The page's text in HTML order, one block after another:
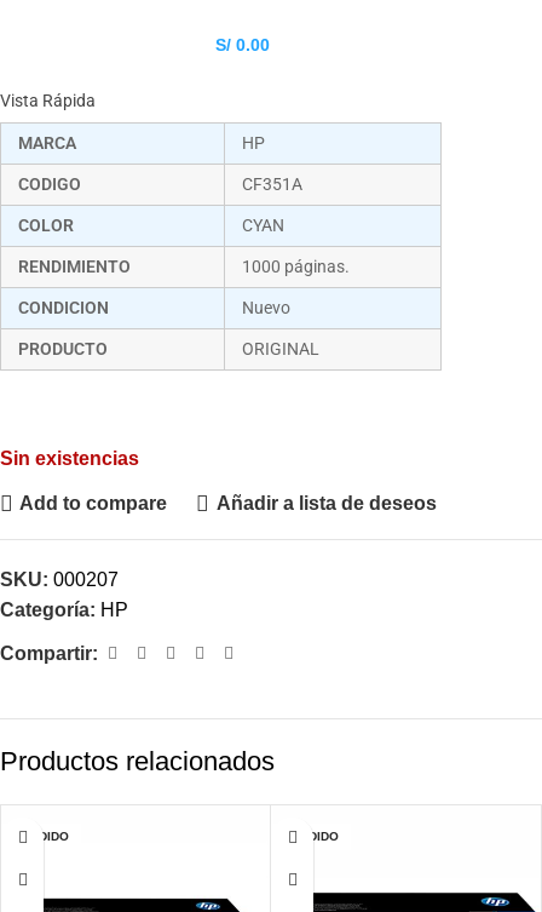
S/ 0.00
Vista Rápida
MARCA HP
CODIGO CF351A
COLOR CYAN
RENDIMIENTO 1000 páginas.
CONDICION Nuevo
PRODUCTO ORIGINAL
Sin existencias
Add to compare Añadir a lista de deseos
SKU: 000207
Categoría: HP
Compartir:
Productos relacionados
VENDIDO VENDIDO